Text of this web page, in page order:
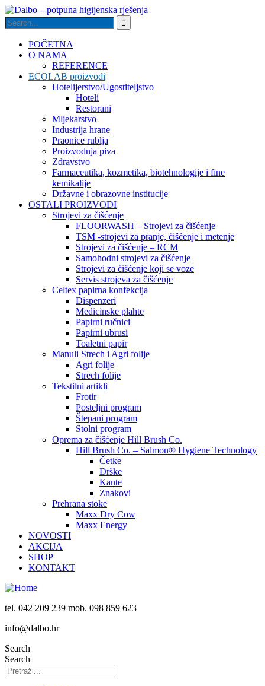
POČETNA
O NAMA
REFERENCE
ECOLAB proizvodi
Hotelijerstvo/Ugostiteljstvo
Hoteli
Restorani
Mljekarstvo
Industrija hrane
Praonice rublja
Proizvodnja piva
Zdravstvo
Farmaceutika, kozmetika, biotehnologije i fine
kemikalije
Državne i obrazovne institucije
OSTALI PROIZVODI
Strojevi za čišćenje
FLOORWASH – Strojevi za čišćenje
TSM -strojevi za pranje, čišćenje i metenje
Strojevi za čišćenje – RCM
Samohodni strojevi za čišćenje
Strojevi za čišćenje koji se voze
Servis strojeva za čišćenje
Celtex papirna konfekcija
Dispenzeri
Medicinske plahte
Papirni ručnici
Papirni ubrusi
Toaletni papir
Manuli Strech i Agri folije
Agri folije
Strech folije
Tekstilni artikli
Frotir
Posteljni program
Štepani program
Stolni program
Oprema za čišćenje Hill Brush Co.
Hill Brush Co. – Salmon® Hygiene Technology
Četke
Drške
Kante
Znakovi
Prehrana stoke
Maxx Dry Cow
Maxx Energy
NOVOSTI
AKCIJA
SHOP
KONTAKT
tel. 042 209 239 mob. 098 859 623
info@dalbo.hr
Search
Search